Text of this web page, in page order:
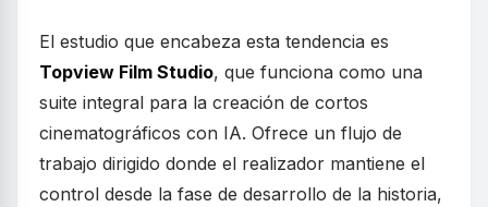
El estudio que encabeza esta tendencia es
Topview Film Studio, que funciona como una
suite integral para la creación de cortos
cinematográficos con IA. Ofrece un flujo de
trabajo dirigido donde el realizador mantiene el
control desde la fase de desarrollo de la historia,